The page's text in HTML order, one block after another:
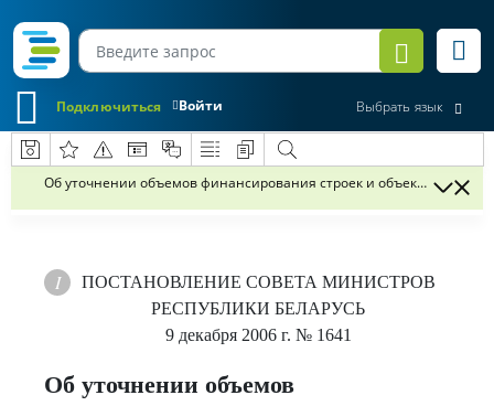
Войти
Подключиться Выбрать язык
Об уточнении объемов финансирования строек и объектов
ПОСТАНОВЛЕНИЕ СОВЕТА МИНИСТРОВ
РЕСПУБЛИКИ БЕЛАРУСЬ
9 декабря 2006 г. № 1641
Об уточнении объемов